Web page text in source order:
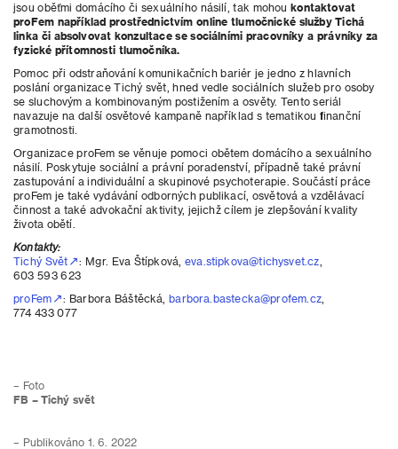
jsou oběťmi domácího či sexuálního násilí, tak mohoukontaktovat
proFem například prostřednictvím online tlumočnické služby Tichá
linka či absolvovat konzultace se sociálními pracovníky a právníky za
fyzické přítomnosti tlumočníka.
Pomoc při odstraňování komunikačních bariér je jedno z hlavních
poslání organizace Tichý svět, hned vedle sociálních služeb pro osoby
se sluchovým a kombinovaným postižením a osvěty. Tento seriál
navazuje na další osvětové kampaně například s tematikou finanční
gramotnosti.
Organizace proFem se věnuje pomoci obětem domácího a sexuálního
násilí. Poskytuje sociální a právní poradenství, případně také právní
zastupování a individuální a skupinové psychoterapie. Součástí práce
proFem je také vydávání odborných publikací, osvětová a vzdělávací
činnost a také advokační aktivity, jejichž cílem je zlepšování kvality
života obětí.
Kontakty:
Tichý Svět
: Mgr. Eva Štípková,eva.stipkova@tichysvet.cz
603 593 623
proFem
: Barbora Báštěcká,barbora.bastecka@profem.cz,
774 433 077
– Foto
FB – Tichý svět
– Publikováno 1. 6. 2022